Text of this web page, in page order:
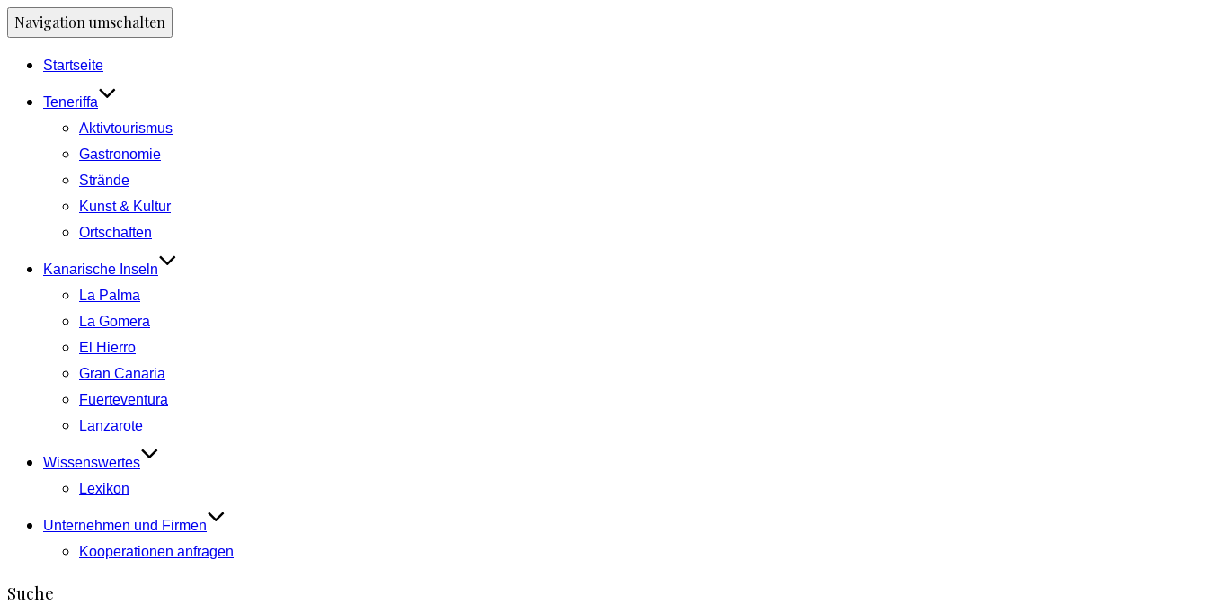
Navigation umschalten
Startseite
Teneriffa
Aktivtourismus
Gastronomie
Strände
Kunst & Kultur
Ortschaften
Kanarische Inseln
La Palma
La Gomera
El Hierro
Gran Canaria
Fuerteventura
Lanzarote
Wissenswertes
Lexikon
Unternehmen und Firmen
Kooperationen anfragen
Suche